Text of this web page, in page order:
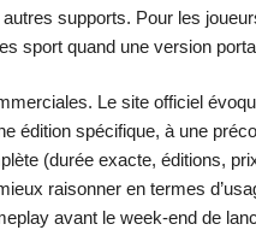
supports. Pour les
sport quand une version
Le site officiel
édition spécifique, à une
(durée exacte, éditions,
raisonner en termes
avant le week-end de